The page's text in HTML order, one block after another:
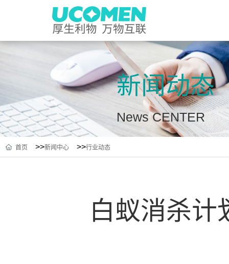
新闻动态
News CENTER
首页 >>新闻中心 >>行业动态
白蚁消杀计